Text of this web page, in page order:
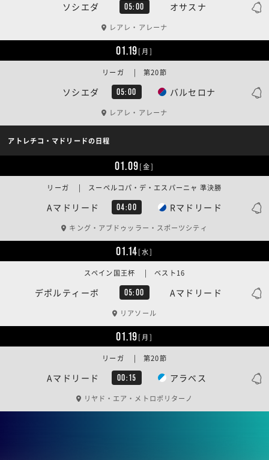
ソシエダ 05:00 オサスナ
レアレ・アレーナ
01.19[月]
ソシエダ 05:00 バルセロナ
リーガ | 第20節
レアレ・アレーナ
アトレチコ・マドリードの日程
01.09[金]
Aマドリード 04:00 Rマドリード
リーガ | スーペルコパ・デ・エスパーニャ 準決勝
キング・アブドゥッラー・スポーツシティ
01.14[水]
デポルティーボ 05:00 Aマドリード
スペイン国王杯 | ベスト16
リアソール
01.19[月]
Aマドリード 00:15 アラベス
リーガ | 第20節
リヤド・エア・メトロポリターノ